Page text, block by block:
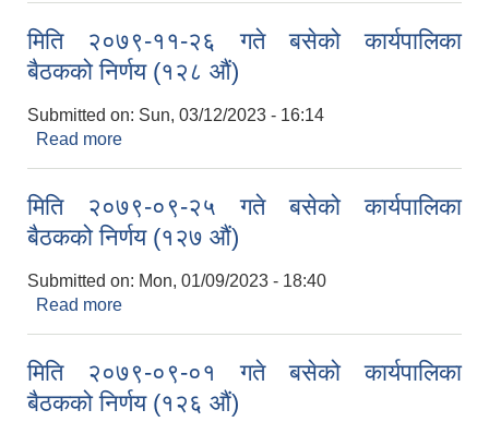
मिति २०७९-११-२६ गते बसेको कार्यपालिका
बैठकको निर्णय (१२८ औं)
Submitted on: Sun, 03/12/2023 - 16:14
Read more
मिति २०७९-०९-२५ गते बसेको कार्यपालिका
बैठकको निर्णय (१२७ औं)
Submitted on: Mon, 01/09/2023 - 18:40
Read more
मिति २०७९-०९-०१ गते बसेको कार्यपालिका
बैठकको निर्णय (१२६ औं)